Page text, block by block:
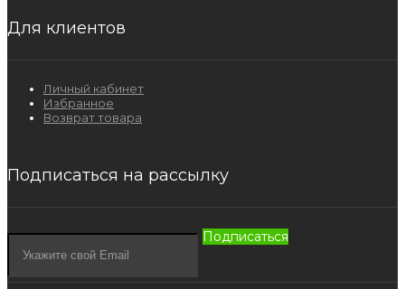
Для клиентов
Личный кабинет
Избранное
Возврат товара
Подписаться на рассылку
Подписаться